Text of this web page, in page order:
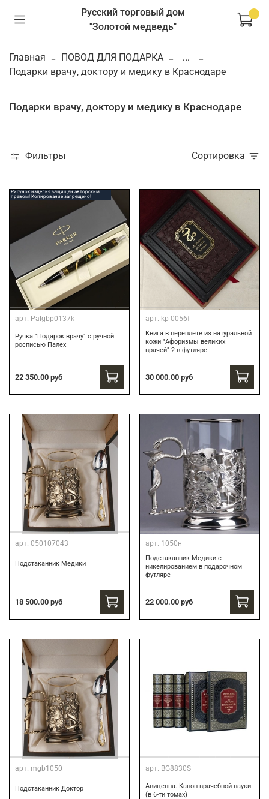
Русский торговый дом
"Золотой медведь"
Главная ПОВОД ДЛЯ ПОДАРКА
...
Подарки врачу, доктору и медику в Краснодаре
Подарки врачу, доктору и медику в Краснодаре
Фильтры Сортировка
Рисунок изделия защищен авторским
правом! Копирование запрещено!
арт. Palgbp0137k
Ручка "Подарок врачу" с ручной
росписью Палех
22 350.00 руб
арт. kp-0056f
Книга в переплёте из натуральной
кожи "Афоризмы великих
врачей"-2 в футляре
30 000.00 руб
арт. 050107043
Подстаканник Медики
18 500.00 руб
арт. 1050н
Подстаканник Медики с
никелированием в подарочном
футляре
22 000.00 руб
арт. mgb1050
Подстаканник Доктор
арт. BG8830S
Авиценна. Канон врачебной науки.
(в 6-ти томах)